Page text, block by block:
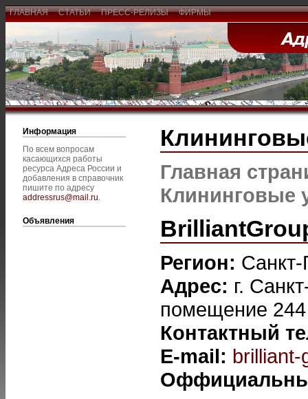
ГЛАВНАЯ СТАТЬИ ПРЕСС-РЕЛИЗЫ ФИРМЫ
Информация
По всем вопросам
касающихся работы
ресурса Адреса России и
добавления в справочник
пишите по адресу
addressrus@mail.ru.
Объявления
Главная
Клининговые
Регион: Санкт-
Адрес: г.
помещение 244
Контактный
E-mail: